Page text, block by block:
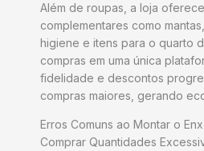
Além de roupas, a loja
complementares como
higiene e itens para o quarto
compras em uma única
fidelidade e descontos
compras maiores, gerando
Erros Comuns ao Montar o
Comprar Quantidades